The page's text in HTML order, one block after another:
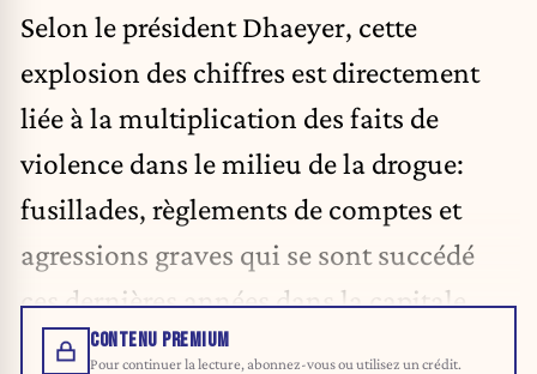
Selon le président Dhaeyer, cette
explosion des chiffres est directement
liée à la multiplication des faits de
violence dans le milieu de la drogue:
fusillades, règlements de comptes et
agressions graves qui se sont succédé
ces dernières années dans la capitale.
CONTENU PREMIUM
Pour continuer la lecture, abonnez-vous ou utilisez un crédit.